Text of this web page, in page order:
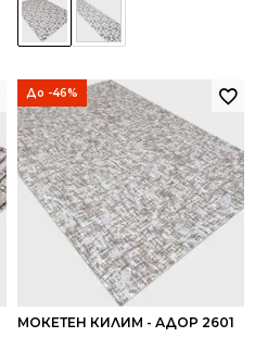
До -46%
МОКЕТЕН КИЛИМ - АДОР 2601